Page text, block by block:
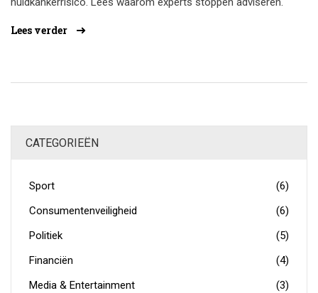
Lees verder
CATEGORIEËN
Sport
(6)
Consumentenveiligheid
(6)
Politiek
(5)
Financiën
(4)
Media & Entertainment
(3)